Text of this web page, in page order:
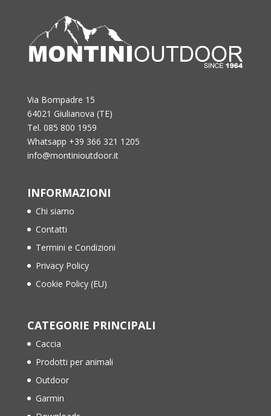
Via Bompadre 15
64021 Giulianova (TE)
Tel. 085 800 1959
Whatsapp +39 366 321 1205
info@montinioutdoor.it
INFORMAZIONI
Chi siamo
Contatti
Termini e Condizioni
Privacy Policy
Cookie Policy (EU)
CATEGORIE PRINCIPALI
Caccia
Prodotti per animali
Outdoor
Garmin